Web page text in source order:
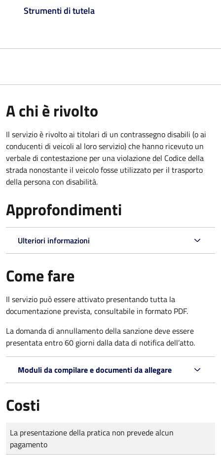
Strumenti di tutela
A chi è rivolto
Il servizio è rivolto ai titolari di un contrassegno disabili (o ai
conducenti di veicoli al loro servizio) che hanno ricevuto un
verbale di contestazione per una violazione del Codice della
strada nonostante il veicolo fosse utilizzato per il trasporto
della persona con disabilità.
Approfondimenti
Ulteriori informazioni
Come fare
Il servizio può essere attivato presentando tutta la
documentazione prevista, consultabile in formato PDF.
La domanda di annullamento della sanzione deve essere
presentata entro 60 giorni dalla data di notifica dell’atto.
Moduli da compilare e documenti da allegare
Costi
Tipo di pagamento
Importo
La presentazione della pratica non prevede alcun
pagamento